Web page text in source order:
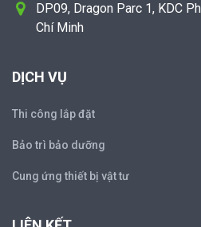
DP09, Dragon Parc 1, KDC
Chí Minh
DỊCH VỤ
Thi công lắp đặt
Bảo trì bảo dưỡng
Cung ứng thiết bị vật tư